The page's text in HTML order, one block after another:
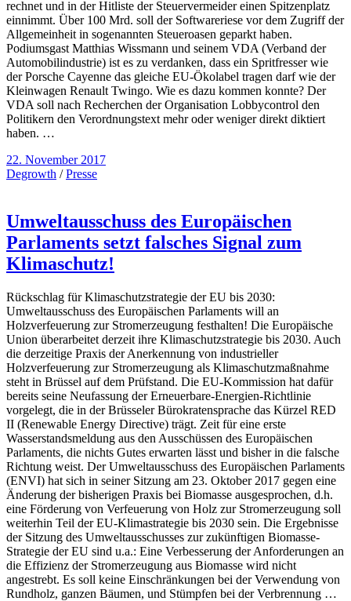
rechnet und in der Hitliste der Steuervermeider einen Spitzenplatz
einnimmt. Über 100 Mrd. soll der Softwareriese vor dem Zugriff der
Allgemeinheit in sogenannten Steueroasen geparkt haben.
Podiumsgast Matthias Wissmann und seinem VDA (Verband der
Automobilindustrie) ist es zu verdanken, dass ein Spritfresser wie
der Porsche Cayenne das gleiche EU-Ökolabel tragen darf wie der
Kleinwagen Renault Twingo. Wie es dazu kommen konnte? Der
VDA soll nach Recherchen der Organisation Lobbycontrol den
Politikern den Verordnungstext mehr oder weniger direkt diktiert
haben. …
22. November 2017
Degrowth /Presse
Umweltausschuss des Europäischen
Parlaments setzt falsches Signal zum
Klimaschutz!
Rückschlag für Klimaschutzstrategie der EU bis 2030:
Umweltausschuss des Europäischen Parlaments will an
Holzverfeuerung zur Stromerzeugung festhalten! Die Europäische
Union überarbeitet derzeit ihre Klimaschutzstrategie bis 2030. Auch
die derzeitige Praxis der Anerkennung von industrieller
Holzverfeuerung zur Stromerzeugung als Klimaschutzmaßnahme
steht in Brüssel auf dem Prüfstand. Die EU-Kommission hat dafür
bereits seine Neufassung der Erneuerbare-Energien-Richtlinie
vorgelegt, die in der Brüsseler Bürokratensprache das Kürzel RED
II (Renewable Energy Directive) trägt. Zeit für eine erste
Wasserstandsmeldung aus den Ausschüssen des Europäischen
Parlaments, die nichts Gutes erwarten lässt und bisher in die falsche
Richtung weist. Der Umweltausschuss des Europäischen Parlaments
(ENVI) hat sich in seiner Sitzung am 23. Oktober 2017 gegen eine
Änderung der bisherigen Praxis bei Biomasse ausgesprochen, d.h.
eine Förderung von Verfeuerung von Holz zur Stromerzeugung soll
weiterhin Teil der EU-Klimastrategie bis 2030 sein. Die Ergebnisse
der Sitzung des Umweltausschusses zur zukünftigen Biomasse-
Strategie der EU sind u.a.: Eine Verbesserung der Anforderungen an
die Effizienz der Stromerzeugung aus Biomasse wird nicht
angestrebt. Es soll keine Einschränkungen bei der Verwendung von
Rundholz, ganzen Bäumen, und Stümpfen bei der Verbrennung …